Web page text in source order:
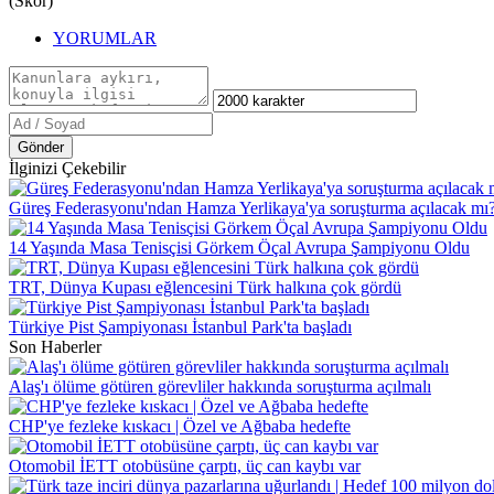
YORUMLAR
Gönder
İlginizi Çekebilir
Güreş Federasyonu'ndan Hamza Yerlikaya'ya soruşturma açılacak
14 Yaşında Masa Tenisçisi Görkem Öçal Avrupa Şampiyonu Oldu
TRT, Dünya Kupası eğlencesini Türk halkına çok gördü
Türkiye Pist Şampiyonası İstanbul Park'ta başladı
Son Haberler
Alaş'ı ölüme götüren görevliler hakkında soruşturma açılmalı
CHP'ye fezleke kıskacı | Özel ve Ağbaba hedefte
Otomobil İETT otobüsüne çarptı, üç can kaybı var